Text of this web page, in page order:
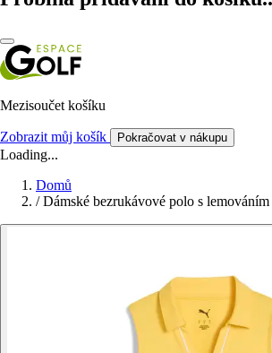
Mezisoučet košíku
Zobrazit můj košík Pokračovat v nákupu
Loading...
Domů
/ Dámské bezrukávové polo s